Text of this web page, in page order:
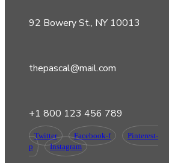
92 Bowery St., NY 10013
thepascal@mail.com
+1 800 123 456 789
Twitter Facebook-f
Pinterest-
p
Instagram